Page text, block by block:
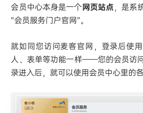
会员中心本身是一个网页站点，是系
“会员服务门户官网”。
就如同您访问麦客官网，登录后使
人、表单等功能一样——您的会员访
录进入后，就可以使用会员中心里的